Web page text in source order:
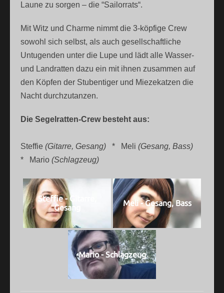
Laune zu sorgen – die “Sailorrats“.
Mit Witz und Charme nimmt die 3-köpfige Crew
sowohl sich selbst, als auch gesellschaftliche
Untugenden unter die Lupe und lädt alle Wasser-
und Landratten dazu ein mit ihnen zusammen auf
den Köpfen der Stubentiger und Miezekatzen die
Nacht durchzutanzen.
Die Segelratten-Crew besteht aus:
Steffie (Gitarre, Gesang) * Meli (Gesang, Bass)
* Mario (Schlagzeug)
Steffie - Gitarre,
Gesang
Meli - Gesang, Bass
Mario - Schlagzeug